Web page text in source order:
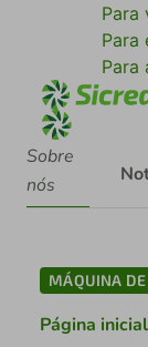
Para
Para
Para
Sobre
nós
MÁQUINA DE
Página inicial